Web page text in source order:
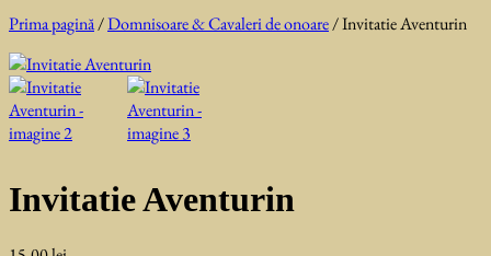
Prima pagină/Domnisoare & Cavaleri de onoare/ Invitatie Aventurin
Invitatie Aventurin